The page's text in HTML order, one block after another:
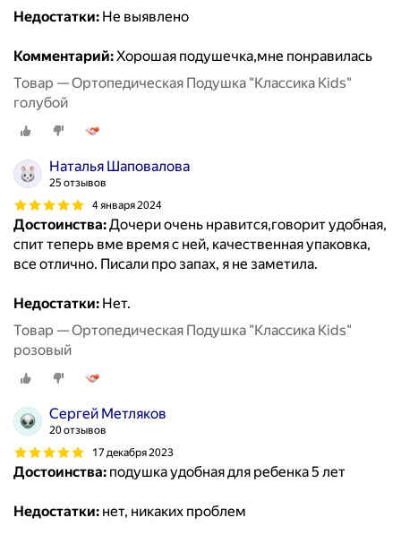
Недостатки: Не выявлено
Комментарий:Хорошая подушечка,мне понравилась
Товар — Ортопедическая Подушка "Классика Kids"
голубой
Наталья Шаповалова
25 отзывов
4 января 2024
Достоинства:Дочери очень нравится,говорит удобная,
спит теперь вме время с ней, качественная упаковка,
все отлично. Писали про запах, я не заметила.
Недостатки: Нет.
Товар — Ортопедическая Подушка "Классика Kids"
розовый
Сергей Метляков
20 отзывов
17 декабря 2023
Достоинства: подушка удобная для ребенка 5 лет
Недостатки: нет, никаких проблем